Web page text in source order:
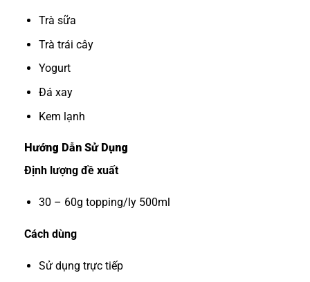
Trà sữa
Trà trái cây
Yogurt
Đá xay
Kem lạnh
Hướng Dẫn Sử Dụng
Định lượng đề xuất
30 – 60g topping/ly 500ml
Cách dùng
Sử dụng trực tiếp